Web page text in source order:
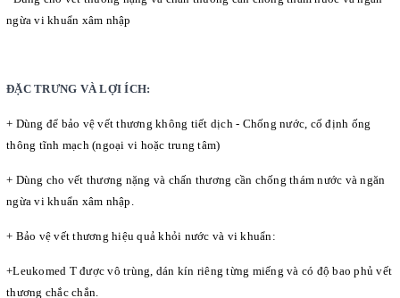
ngừa vi khuẩn xâm nhập
ĐẶC TRƯNG VÀ LỢI ÍCH:
+ Dùng để bảo vệ vết thương không tiết dịch - Chống nước, cố định ống
thông tĩnh mạch (ngoại vi hoặc trung tâm)
+ Dùng cho vết thương nặng và chấn thương cần chống thám nước và ngăn
ngừa vi khuẩn xâm nhập.
+ Bảo vệ vết thương hiệu quả khỏi nước và vi khuẩn:
+Leukomed T được vô trùng, dán kín riêng từng miếng và có độ bao phủ vết
thương chắc chắn.